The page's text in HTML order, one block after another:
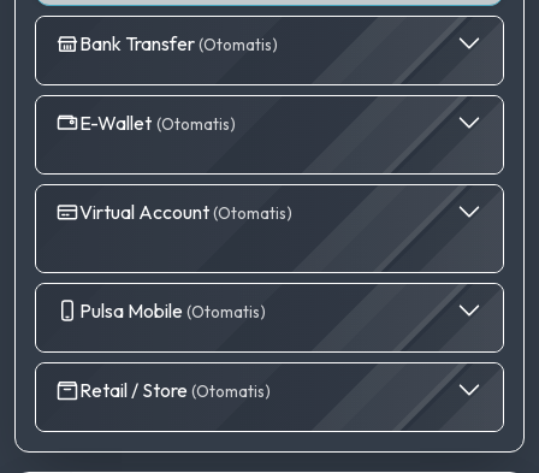
Bank Transfer(Otomatis)
E-Wallet (Otomatis)
Virtual Account(Otomatis)
Pulsa Mobile (Otomatis)
Retail / Store (Otomatis)